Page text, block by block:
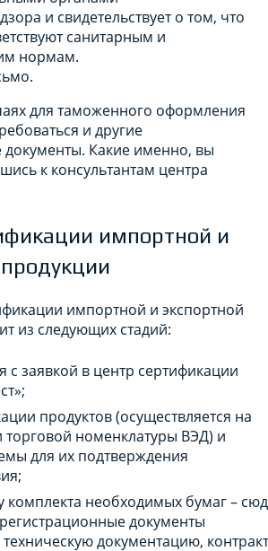
и свидетельствует о том, что
санитарным и
нормам.
для таможенного оформления
и другие
Какие именно, вы
к консультантам центра
импортной и
импортной и экспортной
из следующих стадий:
с заявкой в центр сертификации
продуктов (осуществляется на
торговой номенклатуры ВЭД) и
для их подтверждения
комплекта необходимых бумаг –
документы
техническую документацию, контракт